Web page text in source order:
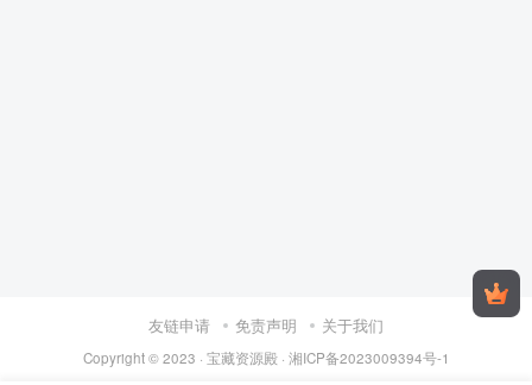
友链申请 免责声明 关于我们
Copyright © 2023 · 宝藏资源殿· 湘ICP备2023009394号-1